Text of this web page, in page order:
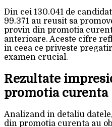
Din cei 130.041 de
99.371 au reusit sa
provin din promotia
anterioare. Aceste cifre
in ceea ce priveste
examen crucial.
Rezultate
promotia curenta
Analizand in detaliu
din promotia curenta au